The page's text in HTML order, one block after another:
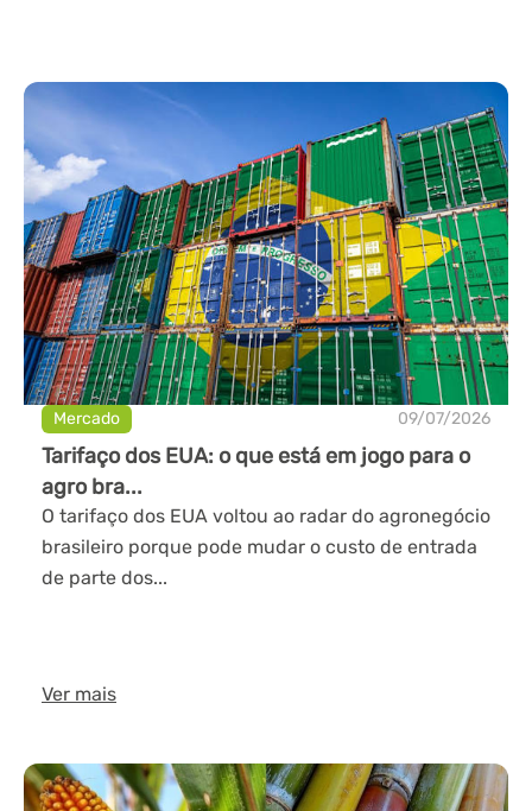
Mercado 09/07/2026
Tarifaço dos EUA: o que está em jogo para o
agro bra...
O tarifaço dos EUA voltou ao radar do agronegócio
brasileiro porque pode mudar o custo de entrada
de parte dos...
Ver mais